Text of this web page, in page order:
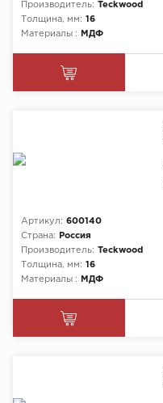
Производитель: Teckwood
Толщина, мм: 16
Материалы :
МДФ
Артикул: 600140
Страна:
Россия
Производитель: Teckwood
Толщина, мм: 16
Материалы :
МДФ